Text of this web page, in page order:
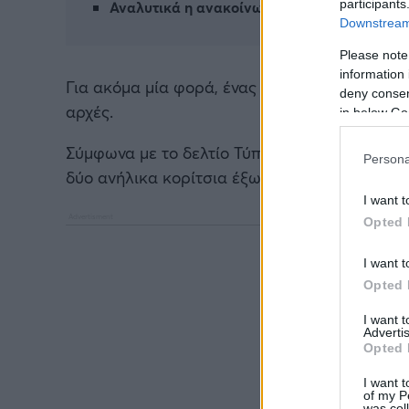
Please
information
deny
in below
I want
Opted
I want
Opted
I want
Opted
I want
of my
Αναλυτικά η ανακοίνωση της ΕΛ.ΑΣ
Για ακόμα μία φορά, ένας πολύ γνωστός για
αρχές.
Σύμφωνα με το δελτίο Τύπου της
Ελληνικής
δύο ανήλικα κορίτσια έξω από fast food στο